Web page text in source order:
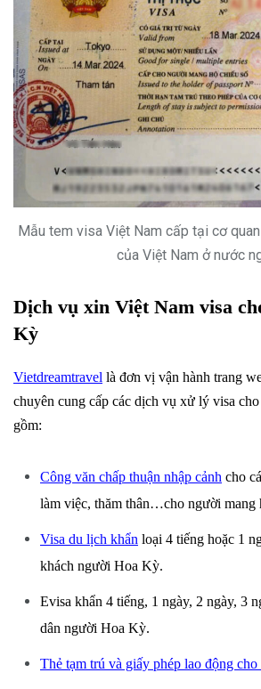
Mẫu tem visa Việt Nam cấp tại cơ
của Việt Nam ở nước
Dịch vụ xin Việt Nam visa
Kỳ
Vietdreamtravel là đơn vị vận hành trang
chuyên cung cấp các dịch vụ xử lý visa
gồm:
Công văn chấp thuận nhập cảnh cho
làm việc, thăm thân…cho người mang
Visa du lịch khẩn loại 4 tiếng hoặc 1
khách người Hoa Kỳ.
Evisa khẩn 4 tiếng, 1 ngày, 2 ngày, 3
dân người Hoa Kỳ.
Thẻ tạm trú và giấy phép lao động